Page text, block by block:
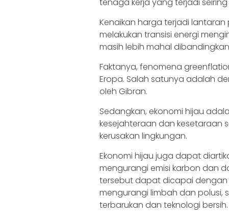
Kenaikan harga terjadi
melakukan transisi energi
masih lebih mahal
Faktanya, fenomena
Eropa. Salah satunya adalah
oleh Gibran.
Sedangkan, ekonomi hijau
kesejahteraan dan kesetaraan
kerusakan lingkungan.
Ekonomi hijau juga dapat
mengurangi emisi karbon dan
tersebut dapat dicapai
mengurangi limbah dan polusi,
terbarukan dan teknologi bersih.